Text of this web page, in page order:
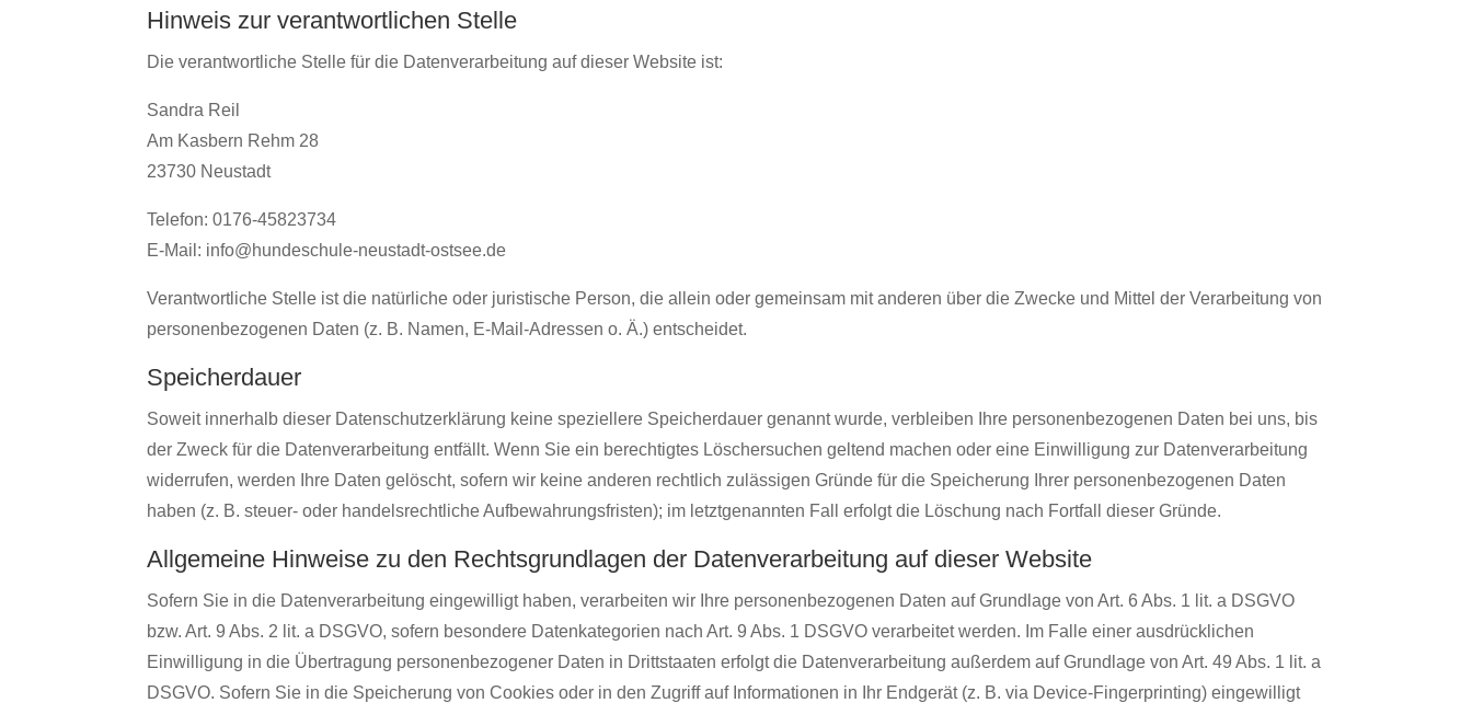
Hinweis zur verantwortlichen Stelle
Die verantwortliche Stelle für die Datenverarbeitung auf dieser Website ist:
Sandra Reil
Am Kasbern Rehm 28
23730 Neustadt
Telefon: 0176-45823734
E-Mail: info@hundeschule-neustadt-ostsee.de
Verantwortliche Stelle ist die natürliche oder juristische Person, die allein oder gemeinsam mit anderen über die Zwecke und Mittel der Verarbeitung von
personenbezogenen Daten (z. B. Namen, E-Mail-Adressen o. Ä.) entscheidet.
Speicherdauer
Soweit innerhalb dieser Datenschutzerklärung keine speziellere Speicherdauer genannt wurde, verbleiben Ihre personenbezogenen Daten bei uns, bis
der Zweck für die Datenverarbeitung entfällt. Wenn Sie ein berechtigtes Löschersuchen geltend machen oder eine Einwilligung zur Datenverarbeitung
widerrufen, werden Ihre Daten gelöscht, sofern wir keine anderen rechtlich zulässigen Gründe für die Speicherung Ihrer personenbezogenen Daten
haben (z. B. steuer- oder handelsrechtliche Aufbewahrungsfristen); im letztgenannten Fall erfolgt die Löschung nach Fortfall dieser Gründe.
Allgemeine Hinweise zu den Rechtsgrundlagen der Datenverarbeitung auf dieser Website
Sofern Sie in die Datenverarbeitung eingewilligt haben, verarbeiten wir Ihre personenbezogenen Daten auf Grundlage von Art. 6 Abs. 1 lit. a DSGVO
bzw. Art. 9 Abs. 2 lit. a DSGVO, sofern besondere Datenkategorien nach Art. 9 Abs. 1 DSGVO verarbeitet werden. Im Falle einer ausdrücklichen
Einwilligung in die Übertragung personenbezogener Daten in Drittstaaten erfolgt die Datenverarbeitung außerdem auf Grundlage von Art. 49 Abs. 1 lit. a
DSGVO. Sofern Sie in die Speicherung von Cookies oder in den Zugriff auf Informationen in Ihr Endgerät (z. B. via Device-Fingerprinting) eingewilligt